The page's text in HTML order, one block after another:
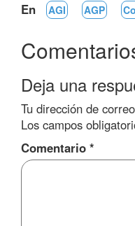
En AGI AGP
Deja una
Tu dirección de
Los campos
Comentario *